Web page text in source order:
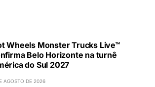
Wheels Monster Trucks Live™
Belo Horizonte na turnê
do Sul 2027
AGOSTO DE 2026